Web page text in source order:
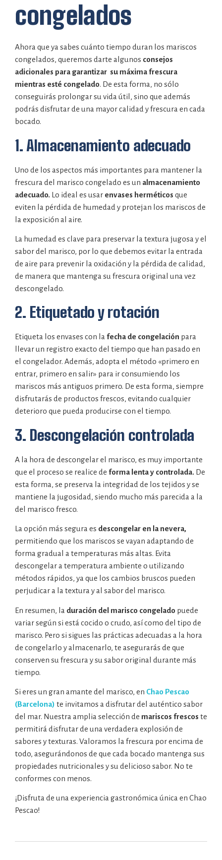
congelados
Ahora que ya sabes cuánto tiempo duran los mariscos
congelados, queremos darte algunos consejos
adicionales para garantizar su máxima frescura
mientras esté congelado. De esta forma, no sólo
conseguirás prolongar su vida útil, sino que además
podrás disfrutar de una mayor calidad y frescura en cada
bocado.
1. Almacenamiento adecuado
Uno de los aspectos más importantes para mantener la
frescura del marisco congelado es un almacenamiento
adecuado. Lo ideal es usar envases herméticos que
eviten la pérdida de humedad y protejan los mariscos de
la exposición al aire.
La humedad es clave para preservar la textura jugosa y el
sabor del marisco, por lo que debemos evitar la entrada
de aire para prevenir la oxidación y la pérdida de calidad,
de manera que mantenga su frescura original una vez
descongelado.
2. Etiquetado y rotación
Etiqueta los envases con la fecha de congelación para
llevar un registro exacto del tiempo que han pasado en
el congelador. Además, adopta el método «primero en
entrar, primero en salir» para ir consumiendo los
mariscos más antiguos primero. De esta forma, siempre
disfrutarás de productos frescos, evitando cualquier
deterioro que pueda producirse con el tiempo.
3. Descongelación controlada
A la hora de descongelar el marisco, es muy importante
que el proceso se realice de forma lenta y controlada. De
esta forma, se preserva la integridad de los tejidos y se
mantiene la jugosidad, siendo mucho más parecida a la
del marisco fresco.
La opción más segura es descongelar en la nevera,
permitiendo que los mariscos se vayan adaptando de
forma gradual a temperaturas más altas. Evita
descongelar a temperatura ambiente o utilizando
métodos rápidos, ya que los cambios bruscos pueden
perjudicar a la textura y al sabor del marisco.
En resumen, la duración del marisco congelado puede
variar según si está cocido o crudo, así como del tipo de
marisco. Pero si sigues las prácticas adecuadas a la hora
de congelarlo y almacenarlo, te asegurarás de que
conserven su frescura y su sabor original durante más
tiempo.
Si eres un gran amante del marisco, en Chao Pescao
(Barcelona) te invitamos a disfrutar del auténtico sabor
del mar. Nuestra amplia selección de mariscos frescos te
permitirá disfrutar de una verdadera explosión de
sabores y texturas. Valoramos la frescura por encima de
todo, asegurándonos de que cada bocado mantenga sus
propiedades nutricionales y su delicioso sabor. No te
conformes con menos.
¡Disfruta de una experiencia gastronómica única en Chao
Pescao!